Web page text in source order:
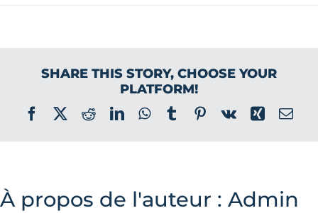
SHARE THIS STORY, CHOOSE YOUR
PLATFORM!
FacebookRedditLinkedInWhatsApp
TumblrPinterest
Vk Xing
À propos de l'auteur : Admin